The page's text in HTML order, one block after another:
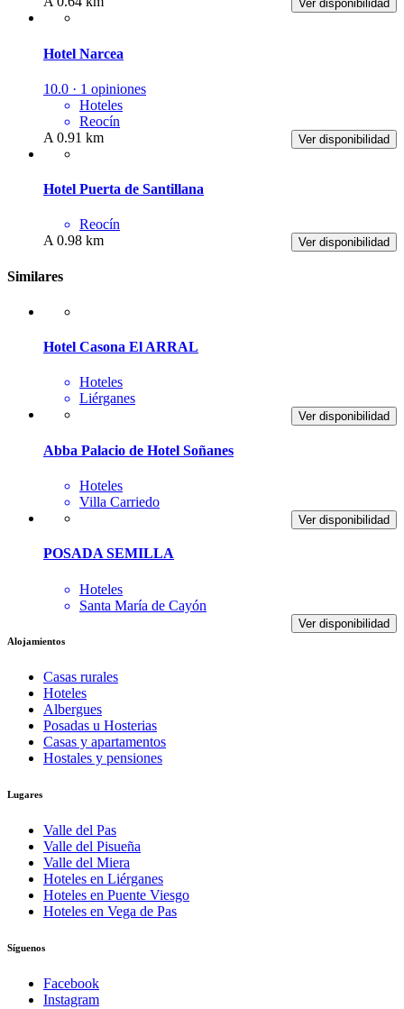
Ver disponibilidad
Hotel Narcea
10.0 · 1 opiniones
Hoteles
Reocín
Ver disponibilidad
A 0.91 km
Hotel Puerta de Santillana
Reocín
Ver disponibilidad
A 0.98 km
Similares
Hotel Casona El ARRAL
Hoteles
Liérganes
Ver disponibilidad
Abba Palacio de Hotel Soñanes
Hoteles
Villa Carriedo
Ver disponibilidad
POSADA SEMILLA
Hoteles
Santa María de Cayón
Ver disponibilidad
Alojamientos
Casas rurales
Hoteles
Albergues
Posadas u Hosterias
Casas y apartamentos
Hostales y pensiones
Lugares
Valle del Pas
Valle del Pisueña
Valle del Miera
Hoteles en Liérganes
Hoteles en Puente Viesgo
Hoteles en Vega de Pas
Síguenos
Facebook
Instagram